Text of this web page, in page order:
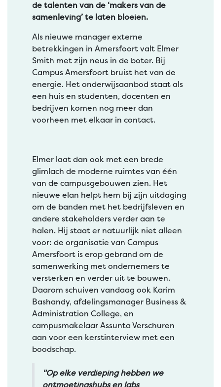
de talenten van de ‘makers van de
samenleving’ te laten bloeien.
Als nieuwe manager externe
betrekkingen in Amersfoort valt Elmer
Smith met zijn neus in de boter. Bij
Campus Amersfoort bruist het van de
energie. Het onderwijsaanbod staat als
een huis en studenten, docenten en
bedrijven komen nog meer dan
voorheen met elkaar in contact.
Elmer laat dan ook met een brede
glimlach de moderne ruimtes van één
van de campusgebouwen zien. Het
nieuwe elan helpt hem bij zijn uitdaging
om de banden met het bedrijfsleven en
andere stakeholders verder aan te
halen. Hij staat er natuurlijk niet alleen
voor: de organisatie van Campus
Amersfoort is erop gebrand om de
samenwerking met ondernemers te
versterken en verder uit te bouwen.
Daarom schuiven vandaag ook Karim
Bashandy, afdelingsmanager Business &
Administration College, en
campusmakelaar Assunta Verschuren
aan voor een kerstinterview met een
boodschap.
"Op elke verdieping hebben we
ontmoetingshubs en labs